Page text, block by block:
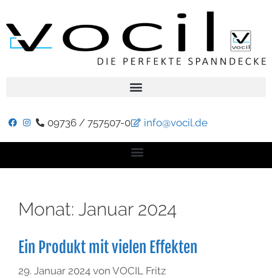
09736 / 757507-0 info@vocil.de
Monat: Januar 2024
Ein Produkt mit vielen Effekten
29. Januar 2024 von VOCIL Fritz